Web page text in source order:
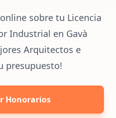
sobre tu Licencia
Industrial en Gavà
Arquitectos e
presupuesto!
Honorarios